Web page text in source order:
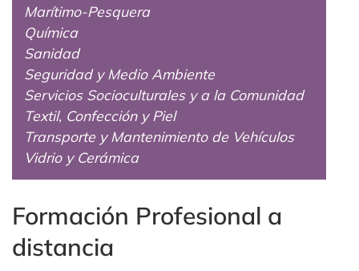
Marítimo-Pesquera
Química
Sanidad
Seguridad y Medio Ambiente
Servicios Socioculturales y a la Comunidad
Textil, Confección y Piel
Transporte y Mantenimiento de Vehículos
Vidrio y Cerámica
Formación Profesional a
distancia